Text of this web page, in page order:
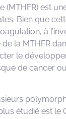
est
Bien que
à
la MTHFR
le
de cancer
étudié est le